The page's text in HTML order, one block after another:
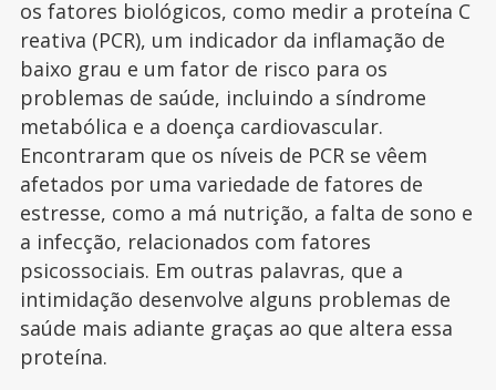
os fatores biológicos, como medir a proteína C
reativa (PCR), um indicador da inflamação de
baixo grau e um fator de risco para os
problemas de saúde, incluindo a síndrome
metabólica e a doença cardiovascular.
Encontraram que os níveis de PCR se vêem
afetados por uma variedade de fatores de
estresse, como a má nutrição, a falta de sono e
a infecção, relacionados com fatores
psicossociais. Em outras palavras, que a
intimidação desenvolve alguns problemas de
saúde mais adiante graças ao que altera essa
proteína.